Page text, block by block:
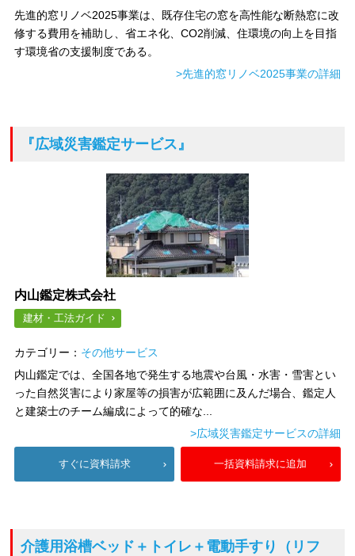
先進的窓リノベ2025事業は、既存住宅の窓を高性能な断熱窓に改
修する費用を補助し、省エネ化、CO2削減、住環境の向上を目指
す環境省の支援制度である。
>先進的窓リノベ2025事業の詳細
『広域災害鑑定サービス』
内山鑑定株式会社
建材・工法ガイド
カテゴリー： その他サービス
内山鑑定では、全国各地で発生する地震や台風・水害・雪害とい
った自然災害により家屋等の損害が広範囲に及んだ場合、鑑定人
と建築士のチーム編成によって的確な...
>広域災害鑑定サービスの詳細
すぐに資料請求 一括資料請求に追加
介護用浴槽ベッド＋トイレ＋電動手すり（リフ